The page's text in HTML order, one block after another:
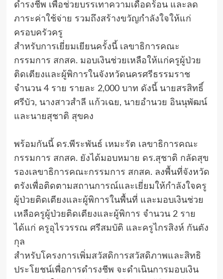
ดำรงชีพ เพื่อช่วยบรรเทาความเดือดร้อน และลด
ภาระค่าใช้จ่าย รวมถึงสร้างขวัญกำลังใจให้แก่
ครอบครัวครู
สำหรับการเยี่ยมเยียนครั้งนี้ เลขาธิการคณะ
กรรมการ สกสค. มอบเงินช่วยเหลือให้แก่ครูผู้ป่วย
ติดเตียงและผู้พิการในจังหวัดนครศรีธรรมราช
จำนวน 4 ราย รายละ 2,000 บาท ดังนี้ นายสรสิทธิ์
ศรีบัว, นางสาวสำลี แก้วเฉย, นายอำนวย อินนุพัฒน์
และนายสุชาติ สุขคง
พร้อมกันนี้ ดร.พีระพันธ์ เหมะรัต เลขาธิการคณะ
กรรมการ สกสค. ยังได้มอบหมาย ดร.สุชาติ กลัดสุข
รองเลขาธิการคณะกรรมการ สกสค. ลงพื้นที่จังหวัด
ตรังเพื่อติดตามสถานการณ์และเยี่ยมให้กำลังใจครู
ผู้ป่วยติดเตียงและผู้พิการในพื้นที่ และมอบเงินช่วย
เหลือครูผู้ป่วยติดเตียงและผู้พิการ จำนวน 2 ราย
ได้แก่ ครูอุไรวรรณ ศรีสมบัติ และครูไกรสิงห์ กันตัง
กุล
สำหรับโครงการเพิ่มสวัสดิการสวัสดิภาพและสิทธิ
ประโยชน์เพื่อการดำรงชีพ จะดำเนินการมอบเงิน